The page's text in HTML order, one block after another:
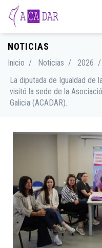
NOTICIAS
Inicio / Noticias / 2026 /
La diputada de Igualdad de
visitó la sede de la
Galicia (ACADAR).